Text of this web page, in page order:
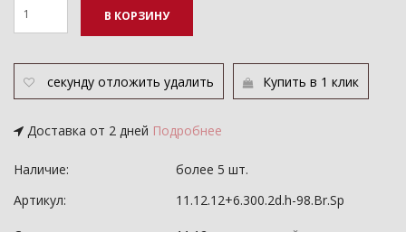
В КОРЗИНУ
секунду отложить удалить Купить в 1 клик
Доставка от 2 дней Подробнее
Наличие:
более 5 шт.
Артикул:
11.12.12+6.300.2d.h-98.Br.Sp